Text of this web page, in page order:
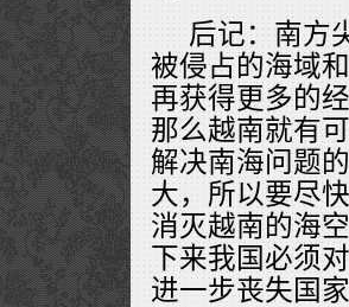
后记：南方
被侵占的海域
再获得更多的
那么越南就有
解决南海问题
大，所以要尽
消灭越南的海
下来我国必须
进一步丧失国